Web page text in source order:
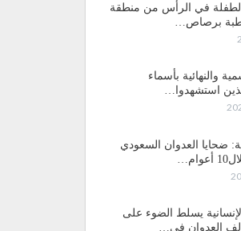
لطفلة في الرأس من منطقة
برصاص…
والنهائية بأسماء
استشهدوا…
ضحايا العدوان السعودي
يسلط الضوء على
العدوان في…